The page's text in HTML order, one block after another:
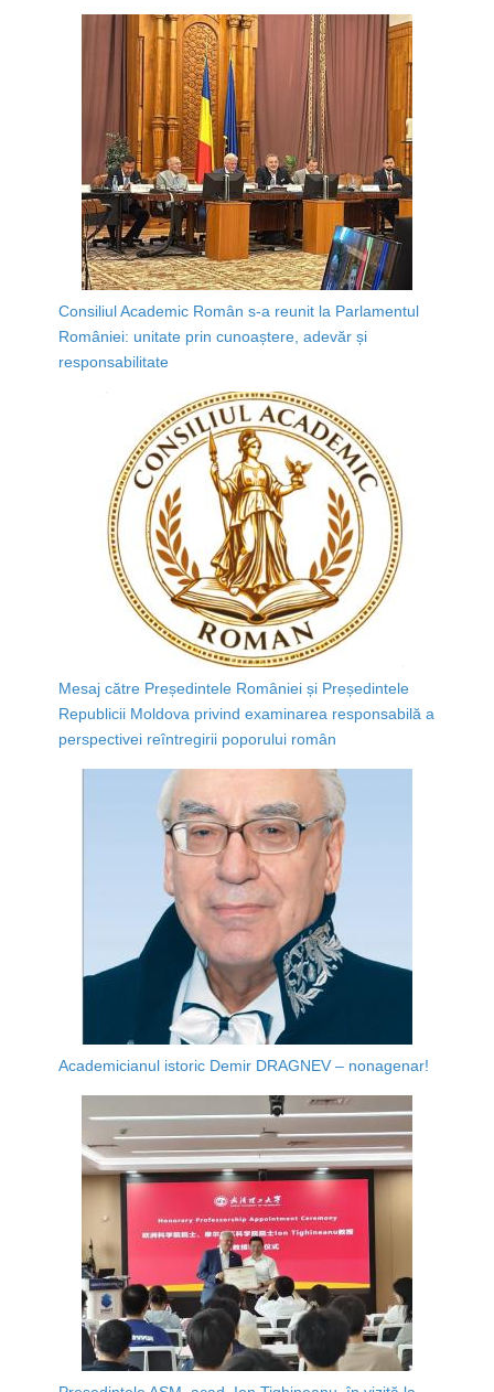
Consiliul Academic Român s-a reunit la Parlamentul
României: unitate prin cunoaștere, adevăr și
responsabilitate
Mesaj către Președintele României și Președintele
Republicii Moldova privind examinarea responsabilă a
perspectivei reîntregirii poporului român
Academicianul istoric Demir DRAGNEV – nonagenar!